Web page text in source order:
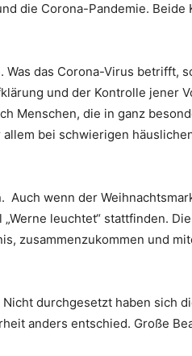
die Corona-Pandemie. Beide
das Corona-Virus betrifft,
und der Kontrolle jener
Menschen, die in ganz
bei schwierigen
wenn der
leuchtet“ stattfinden.
zusammenzukommen und
durchgesetzt haben sich
anders entschied. Große